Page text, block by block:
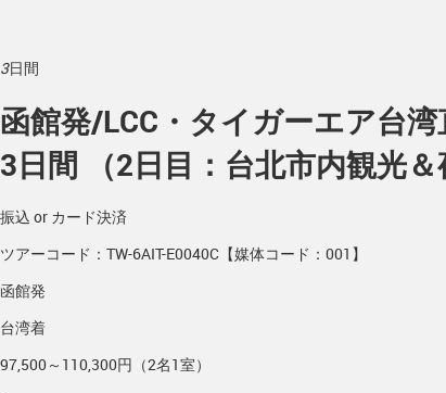
3日間
函館発/LCC・タイガーエア台
3日間 （2日目：台北市内観光
振込 or カード決済
ツアーコード：TW-6AIT-E0040C【媒体コード：001】
函館発
台湾着
97,500～110,300円（2名1室）